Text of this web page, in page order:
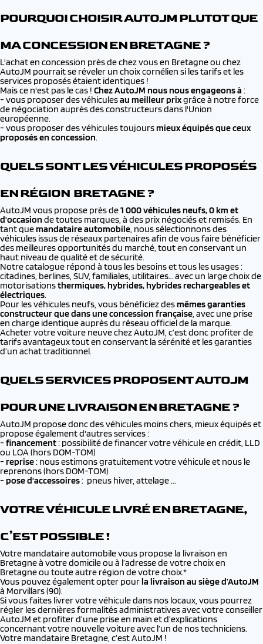
POURQUOI CHOISIR AUTOJM PLUTOT QUE
MA CONCESSION EN BRETAGNE ?
L'achat en concession près de chez vous en Bretagne ou chez
AutoJM pourrait se réveler un choix cornélien si les tarifs et les
services proposés étaient identiques !
Mais ce n'est pas le cas ! Chez AutoJM nous nous engageons à :
- vous proposer des véhiculesau meilleur prixgrâce à notre force
de négociation auprès des constructeurs dans l'Union
européenne.
- vous proposer des véhicules toujoursmieux équipés que ceux
proposés en concession.
QUELS SONT LES VÉHICULES PROPOSÉS
EN RÉGION BRETAGNE ?
AutoJM vous propose près de1 000 véhicules neufs, 0 km et
d'occasion de toutes marques, à des prix négociés et remisés. En
tant quemandataire automobile, nous sélectionnons des
véhicules issus de réseaux partenaires afin de vous faire bénéficier
des meilleures opportunités du marché, tout en conservant un
haut niveau de qualité et de sécurité.
Notre catalogue répond à tous les besoins et tous les usages :
citadines, berlines, SUV, familiales, utilitaires… avec un large choix de
motorisationsthermiques, hybrides, hybrides rechargeables et
électriques.
Pour les véhicules neufs, vous bénéficiez desmêmes garanties
constructeur que dans une concession française, avec une prise
en charge identique auprès du réseau officiel de la marque.
Acheter votre voiture neuve chez AutoJM, c’est donc profiter de
tarifs avantageux tout en conservant la sérénité et les garanties
d’un achat traditionnel.
QUELS SERVICES PROPOSENT AUTOJM
POUR UNE LIVRAISON EN BRETAGNE ?
AutoJM propose donc des véhicules moins chers, mieux équipés et
propose également d'autres services :
- financement: possibilité de financer votre véhicule en crédit, LLD
ou LOA (hors DOM-TOM)
- reprise: nous estimons gratuitement votre véhicule et nous le
reprenons (hors DOM-TOM)
- pose d'accessoires: pneus hiver, attelage ...
VOTRE VÉHICULE LIVRÉ EN BRETAGNE,
C’EST POSSIBLE !
Votre mandataire automobile vous propose la livraison en
Bretagne à votre domicile ou à l’adresse de votre choix en
Bretagne ou toute autre région de votre choix.*
Vous pouvez également opter pourla livraison au siège d’AutoJM
à Morvillars (90).
Si vous faites livrer votre véhicule dans nos locaux, vous pourrez
régler les dernières formalités administratives avec votre conseiller
AutoJM et profiter d’une prise en main et d’explications
concernant votre nouvelle voiture avec l’un de nos techniciens.
Votre mandataire Bretagne, c’est AutoJM !